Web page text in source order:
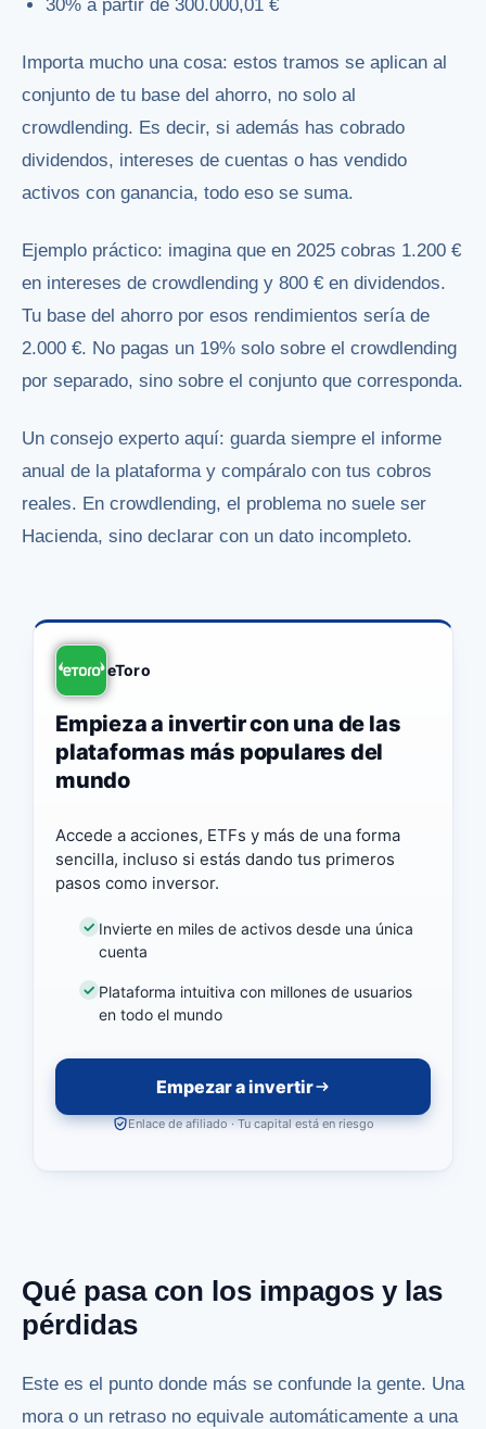
30% a partir de 300.000,01 €
Importa mucho una cosa: estos tramos se aplican al
conjunto de tu base del ahorro, no solo al
crowdlending. Es decir, si además has cobrado
dividendos, intereses de cuentas o has vendido
activos con ganancia, todo eso se suma.
Ejemplo práctico: imagina que en 2025 cobras 1.200 €
en intereses de crowdlending y 800 € en dividendos.
Tu base del ahorro por esos rendimientos sería de
2.000 €. No pagas un 19% solo sobre el crowdlending
por separado, sino sobre el conjunto que corresponda.
Un consejo experto aquí: guarda siempre el informe
anual de la plataforma y compáralo con tus cobros
reales. En crowdlending, el problema no suele ser
Hacienda, sino declarar con un dato incompleto.
eToro
Empieza a invertir con una de las
plataformas más populares del
mundo
Accede a acciones, ETFs y más de una forma
sencilla, incluso si estás dando tus primeros
pasos como inversor.
Invierte en miles de activos desde una única
cuenta
Plataforma intuitiva con millones de usuarios
en todo el mundo
Empezar a invertir
Enlace de afiliado · Tu capital está en riesgo
Qué pasa con los impagos y las
pérdidas
Este es el punto donde más se confunde la gente. Una
mora o un retraso no equivale automáticamente a una